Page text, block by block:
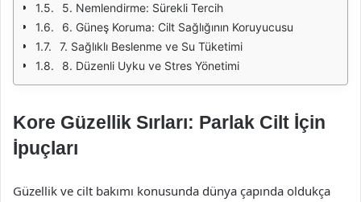
5. Nemlendirme: Sürekli Tercih
6. Güneş Koruma: Cilt Sağlığının Koruyucusu
7. Sağlıklı Beslenme ve Su Tüketimi
8. Düzenli Uyku ve Stres Yönetimi
Kore Güzellik Sırları: Parlak Cilt İçin
İpuçları
Güzellik ve cilt bakımı konusunda dünya çapında oldukça